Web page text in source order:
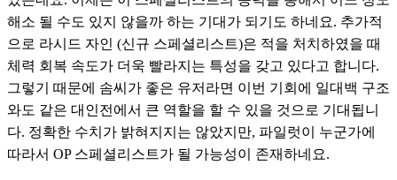
해소 될 수도 있지 않을까 하는 기대가 되기도 하네요. 추가적
으로 라시드 자인 (신규 스페셜리스트)은 적을 처치하였을 때
체력 회복 속도가 더욱 빨라지는 특성을 갖고 있다고 합니다.
그렇기 때문에 솜씨가 좋은 유저라면 이번 기회에 일대백 구조
와도 같은 대인전에서 큰 역할을 할 수 있을 것으로 기대됩니
다. 정확한 수치가 밝혀지지는 않았지만, 파일럿이 누군가에
따라서 OP 스페셜리스트가 될 가능성이 존재하네요.